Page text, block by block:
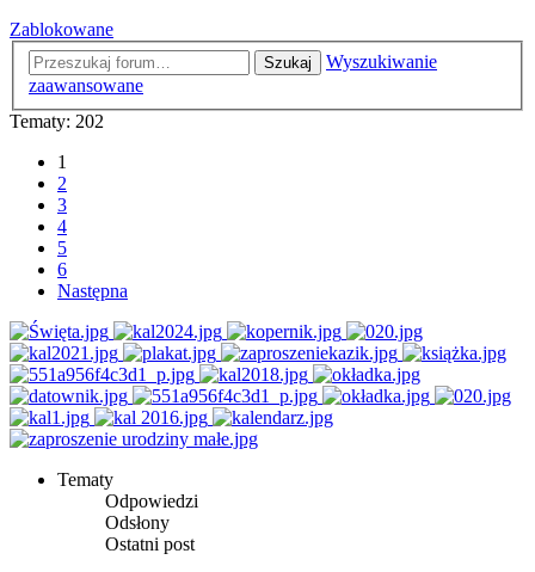
Zablokowane
Szukaj
Wyszukiwanie
zaawansowane
Tematy: 202
1
2
3
4
5
6
Następna
Tematy
Odpowiedzi
Odsłony
Ostatni post